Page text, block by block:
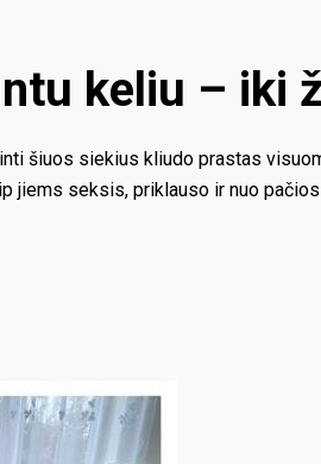
keliu – iki
šiuos siekius kliudo prastas
jiems seksis, priklauso ir nuo